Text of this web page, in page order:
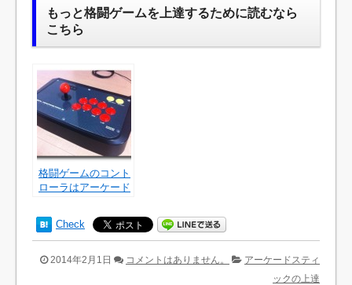
もっと格闘ゲームを上達するために読むなら
こちら
格闘ゲームのコント
ローラはアーケード
し！
Check
2014年2月1日 コメントはありません。
アーケードスティ
ックの上達